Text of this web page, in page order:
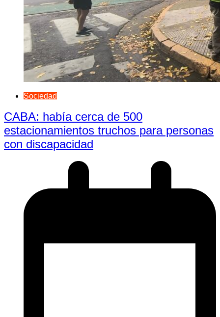
Sociedad
CABA: había cerca de 500
estacionamientos truchos para personas
con discapacidad